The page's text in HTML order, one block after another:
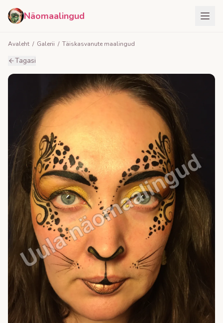
Näomaalingud
Avaleht / Galerii / Täiskasvanute maalingud
Tagasi